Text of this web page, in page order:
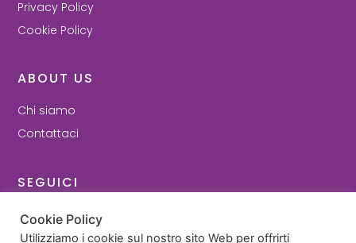
Privacy Policy
Cookie Policy
ABOUT US
Chi siamo
Contattaci
SEGUICI
Facebook
Instagram
Cookie Policy
Utilizziamo i cookie sul nostro sito Web per offrirti